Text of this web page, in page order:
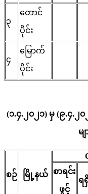
၃
တောင်
ပိုင်း
၄
မြောက်
ပိုင်း
(၁.၄.၂၀၂၁) မှ (၉.၄
မ
စဉ် မြို့နယ်
စာရင်း
ဖွင့်
ရ